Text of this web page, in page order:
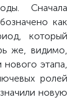
Сначала
как
который
же, видимо,
этапа,
ролей
новую